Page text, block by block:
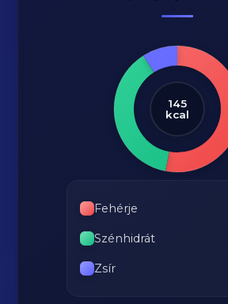
145
kcal
Fehérje
Szénhidrát
Zsír